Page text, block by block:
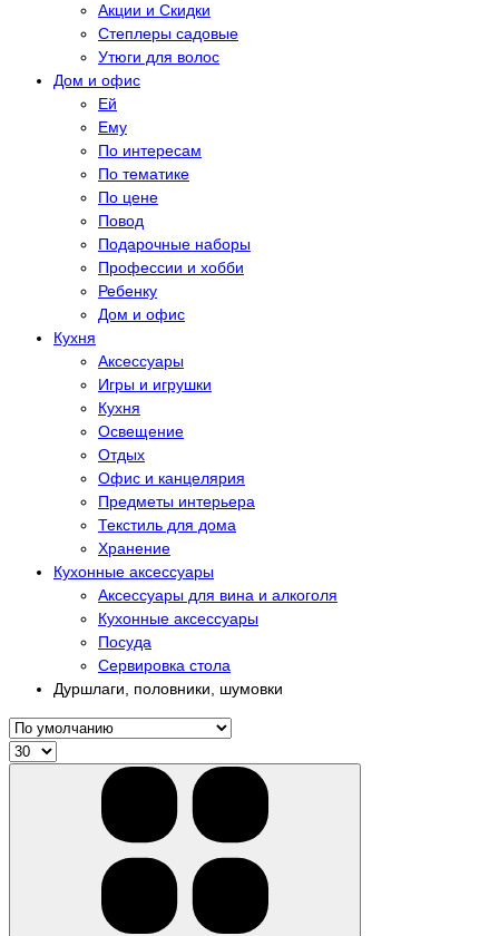
Акции и Скидки
Степлеры садовые
Утюги для волос
Дом и офис
Eй
Eму
По интересам
По тематике
По цене
Повод
Подарочные наборы
Профессии и хобби
Ребенку
Дом и офис
Кухня
Аксессуары
Игры и игрушки
Кухня
Освещение
Отдых
Офис и канцелярия
Предметы интерьера
Текстиль для дома
Хранение
Кухонные аксессуары
Аксессуары для вина и алкоголя
Кухонные аксессуары
Посуда
Сервировка стола
Дуршлаги, половники, шумовки